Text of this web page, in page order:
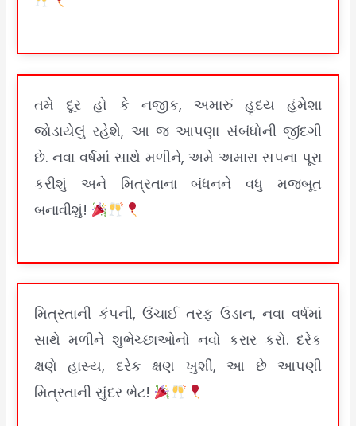
તમે દૂર હો કે નજીક, અમારું હૃદય હંમેશા
જોડાયેલું રહેશે, આ જ આપણા સંબંધોની જીંદગી
છે. નવા વર્ષમાં સાથે મળીને, અમે અમારા સપના પૂરા
કરીશું અને મિત્રતાના બંધનને વધુ મજબૂત
બનાવીશું!
મિત્રતાની કંપની, ઉંચાઈ તરફ ઉડાન, નવા વર્ષમાં
સાથે મળીને શુભેચ્છાઓનો નવો કરાર કરો. દરેક
ક્ષણે હાસ્ય, દરેક ક્ષણ ખુશી, આ છે આપણી
મિત્રતાની સુંદર ભેટ!